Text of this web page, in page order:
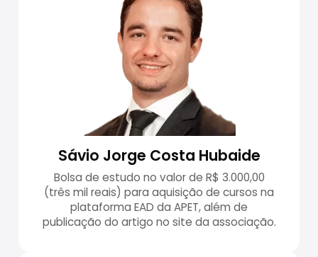
Sávio Jorge Costa Hubaide
Bolsa de estudo no valor de R$ 3.000,00
(três mil reais) para aquisição de cursos na
plataforma EAD da APET, além de
publicação do artigo no site da associação.